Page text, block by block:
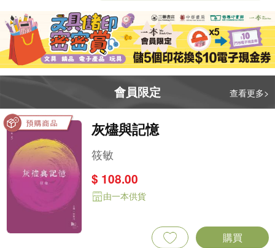
會員限定 查看更多>
灰燼與記憶
筱敏
$ 108.00
由一本供貨
購買